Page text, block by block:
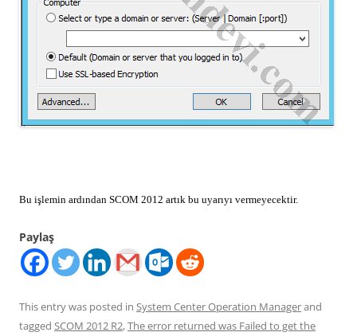
Bu işlemin ardından SCOM 2012 artık bu uyarıyı vermeyecektir.
Paylaş
This entry was posted in System Center Operation Managerand
tagged SCOM 2012 R2,The error returned was Failed to get the